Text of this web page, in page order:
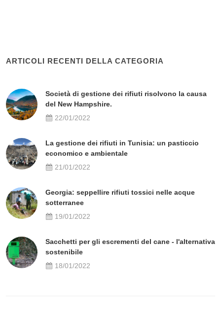
ARTICOLI RECENTI DELLA CATEGORIA
Società di gestione dei rifiuti risolvono la causa
del New Hampshire.
22/01/2022
La gestione dei rifiuti in Tunisia: un pasticcio
economico e ambientale
21/01/2022
Georgia: seppellire rifiuti tossici nelle acque
sotterranee
19/01/2022
Sacchetti per gli escrementi del cane - l'alternativa
sostenibile
18/01/2022